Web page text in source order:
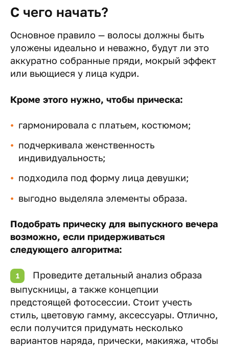
С чего начать?
Основное правило — волосы должны быть
уложены идеально и неважно, будут ли это
аккуратно собранные пряди, мокрый эффект
или вьющиеся у лица кудри.
Кроме этого нужно, чтобы прическа:
гармонировала с платьем, костюмом;
подчеркивала женственность
индивидуальность;
подходила под форму лица девушки;
выгодно выделяла элементы образа.
Подобрать прическу для выпускного вечера
возможно, если придерживаться
следующего алгоритма:
Проведите детальный анализ образа
выпускницы, а также концепции
предстоящей фотосессии. Стоит учесть
стиль, цветовую гамму, аксессуары. Отлично,
если получится придумать несколько
вариантов наряда, прически, макияжа, чтобы